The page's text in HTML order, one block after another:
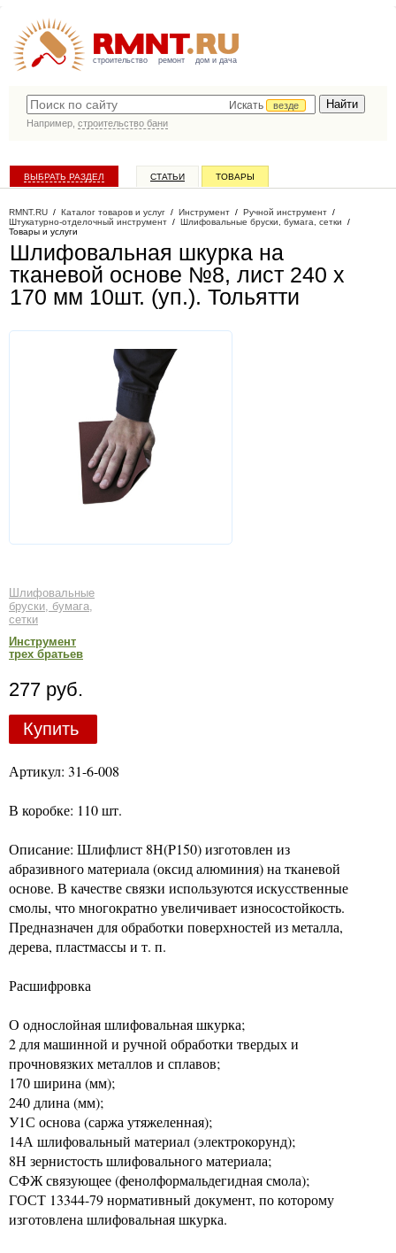
строительство ремонт дом и дача
Искать
везде
Например, строительство бани
ВЫБРАТЬ РАЗДЕЛ СТАТЬИ ТОВАРЫ
RMNT.RU / Каталог товаров и услуг / Инструмент / Ручной инструмент /
Штукатурно-отделочный инструмент / Шлифовальные бруски, бумага, сетки /
Товары и услуги
Шлифовальная шкурка на
тканевой основе №8, лист 240 х
170 мм 10шт. (уп.). Тольятти
Шлифовальные
бруски, бумага,
сетки
Инструмент
трех братьев
277 руб.
Купить
Артикул: 31-6-008
В коробке: 110 шт.
Описание: Шлифлист 8Н(P150) изготовлен из
абразивного материала (оксид алюминия) на тканевой
основе. В качестве связки используются искусственные
смолы, что многократно увеличивает износостойкость.
Предназначен для обработки поверхностей из металла,
дерева, пластмассы и т. п.
Расшифровка
О однослойная шлифовальная шкурка;
2 для машинной и ручной обработки твердых и
прочновязких металлов и сплавов;
170 ширина (мм);
240 длина (мм);
У1С основа (саржа утяжеленная);
14А шлифовальный материал (электрокорунд);
8Н зернистость шлифовального материала;
СФЖ связующее (фенолформальдегидная смола);
ГОСТ 13344-79 нормативный документ, по которому
изготовлена шлифовальная шкурка.